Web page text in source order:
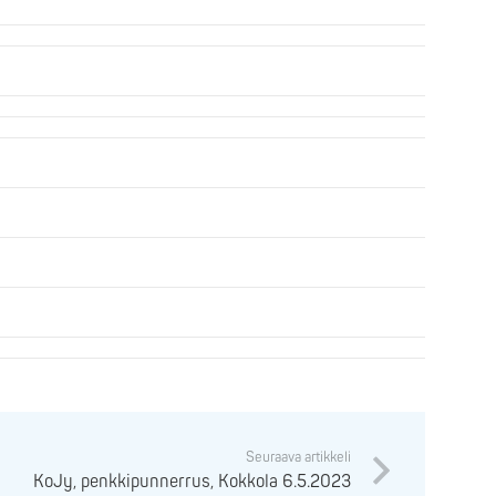
Seuraava artikkeli
KoJy, penkkipunnerrus, Kokkola 6.5.2023